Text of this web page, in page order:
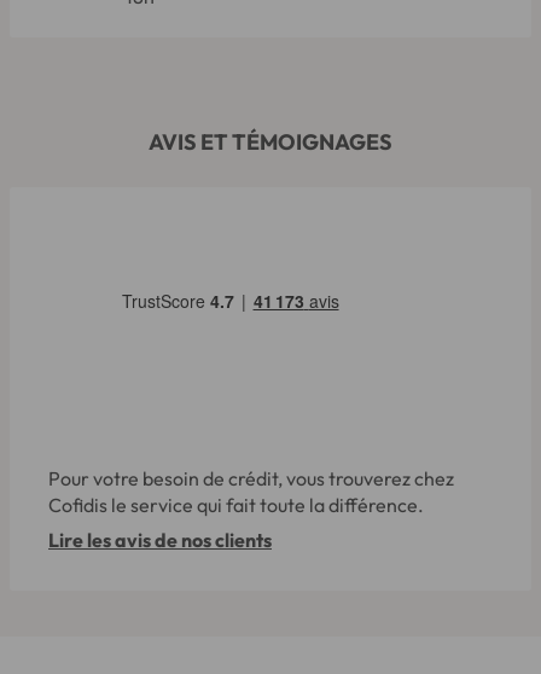
AVIS ET TÉMOIGNAGES
Pour votre besoin de crédit, vous trouverez chez
Cofidis le service qui fait toute la différence.
Lire les avis de nos clients